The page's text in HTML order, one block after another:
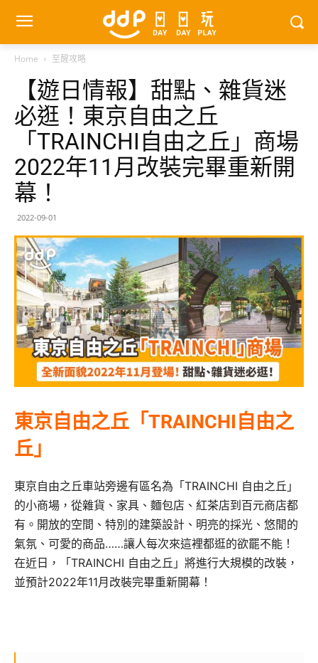
Home 至醒攻略
【遊日情報】甜點、雜貨迷
必逛！東京自由之丘
「TRAINCHI自由之丘」商場
2022年11月改裝完畢重新開
幕！
2022-09-01
東京自由之丘「TRAINCHI自由之
丘」
東京自由之丘車站旁邊有區名為「TRAINCHI 自由之丘」
的小商場，從雜貨、家具、麵包店、紅茶店到百元商店都
有。開放的空間、特別的建築設計、明亮的採光、悠閒的
氣氛、可愛的商品……讓人每次來這裡都逛的欲罷不能！
在近日，「TRAINCHI 自由之丘」將進行大規模的改裝，
並預計2022年11月改裝完畢重新開幕！